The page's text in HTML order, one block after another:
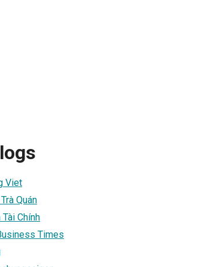
Viet
Quán
Chính
Times